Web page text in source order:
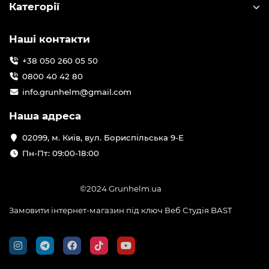
Категорії
Наші контакти
+38 050 260 05 50
0800 40 42 80
info.grunhelm@gmail.com
Наша адреса
02099, м. Київ, вул. Бориспільська 9-Е
Пн-Пт: 09:00-18:00
©2024 Grunhelm.ua
Замовити інтернет-магазин під ключ Веб Студія BAST